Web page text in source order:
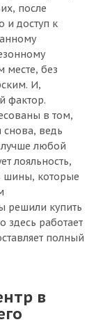
после
и доступ к
месте, без
И,
фактор.
в том,
снова, ведь
лучше любой
лояльность,
шины, которые
решили купить
здесь работает
полный
в